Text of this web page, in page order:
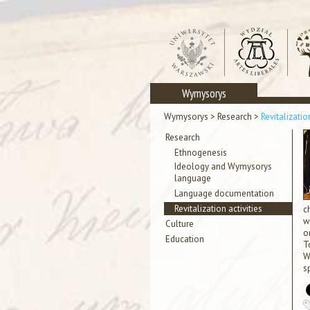
Wymysorys
Wymysorys > Research >
Research
Ethnogenesis
Ideology and Wymysorys
language
Language documentation
Revitalization activities
Culture
Education